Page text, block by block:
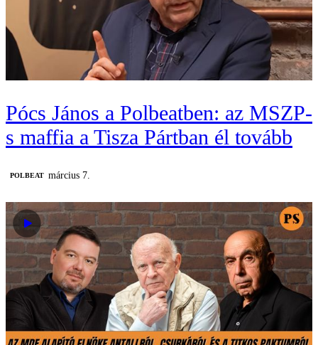
Pócs János a Polbeatben: az MSZP-
s maffia a Tisza Pártban él tovább
‎POLBEAT március 7.